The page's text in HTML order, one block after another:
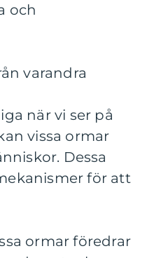
och
varandra
när vi ser på
vissa ormar
Dessa
för att
ormar föredrar